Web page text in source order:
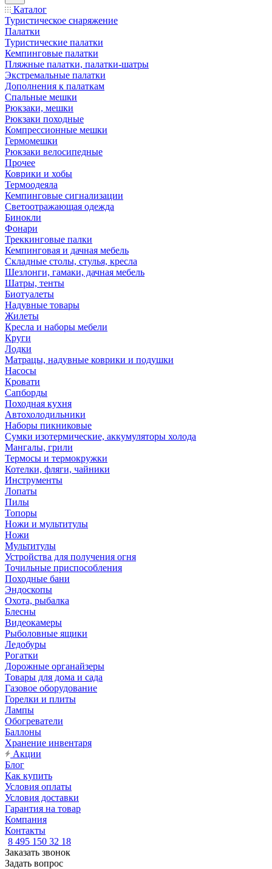
Каталог
Туристическое снаряжение
Палатки
Туристические палатки
Кемпинговые палатки
Пляжные палатки, палатки-шатры
Экстремальные палатки
Дополнения к палаткам
Спальные мешки
Рюкзаки, мешки
Рюкзаки походные
Компрессионные мешки
Гермомешки
Рюкзаки велосипедные
Прочее
Коврики и хобы
Термоодеяла
Кемпинговые сигнализации
Светоотражающая одежда
Бинокли
Фонари
Треккинговые палки
Кемпинговая и дачная мебель
Складные столы, стулья, кресла
Шезлонги, гамаки, дачная мебель
Шатры, тенты
Биотуалеты
Надувные товары
Жилеты
Кресла и наборы мебели
Круги
Лодки
Матрацы, надувные коврики и подушки
Насосы
Кровати
Сапборды
Походная кухня
Автохолодильники
Наборы пикниковые
Сумки изотермические, аккумуляторы холода
Мангалы, грили
Термосы и термокружки
Котелки, фляги, чайники
Инструменты
Лопаты
Пилы
Топоры
Ножи и мультитулы
Ножи
Мультитулы
Устройства для получения огня
Точильные приспособления
Походные бани
Эндоскопы
Охота, рыбалка
Блесны
Видеокамеры
Рыболовные ящики
Ледобуры
Рогатки
Дорожные органайзеры
Товары для дома и сада
Газовое оборудование
Горелки и плиты
Лампы
Обогреватели
Баллоны
Хранение инвентаря
Акции
Блог
Как купить
Условия оплаты
Условия доставки
Гарантия на товар
Компания
Контакты
8 495 150 32 18
Заказать звонок
Задать вопрос